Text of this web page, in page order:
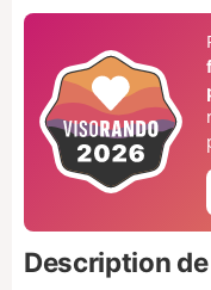
Description